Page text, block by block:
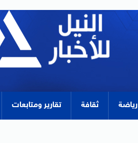
رياضة ثقافة تقارير ومتابعات